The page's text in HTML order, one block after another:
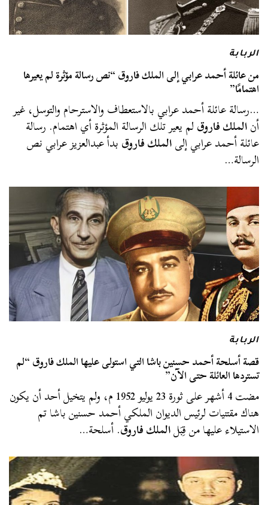
الربابة
من عائلة أحمد عرابي إلى الملك فاروق “نص رسالة مؤثرة لم يعيرها
اهتمامًا”
…رسالة عائلة أحمد عرابي بالاستعطاف والاسترحام والتوسل، غير
أنالملك فاروقلم يعير تلك الرسالة المؤثرة أي اهتمام. رسالة
عائلة أحمد عرابي إلىالملك فاروقبدأ عبدالعزيز عرابي نص
الرسالة…
الربابة
قصة أسلحة أحمد حسنين باشا التي استولى عليها الملك فاروق “لم
تستردها العائلة حتى الآن”
مضت 4 أشهر على ثورة 23 يوليو 1952 م، ولم يتخيل أحد أن يكون
هناك مقتنيات لرئيس الديوان الملكي أحمد حسنين باشا تم
الاستيلاء عليها من قِبَلالملك فاروق. أسلحة…